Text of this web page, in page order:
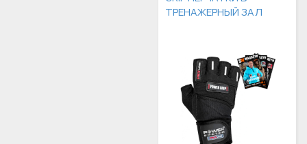
ТРЕНАЖЕРНЫЙ ЗАЛ